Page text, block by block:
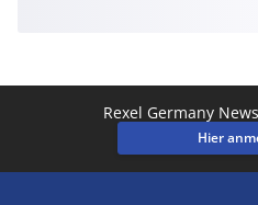
Rexel Germany
Hier